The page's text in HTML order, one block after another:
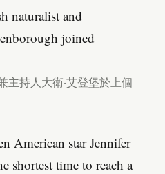
naturalist and
joined
主持人大衛‧艾登堡於上個
American star Jennifer
shortest time to reach a